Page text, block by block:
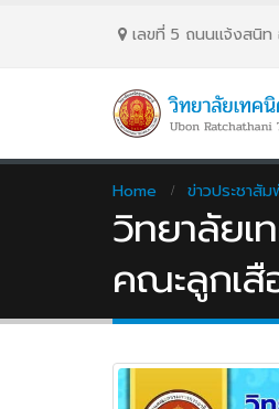
เลขที่ 5 ถนนเเจ้งสนิ
Home ข่าวประชาสั
วิทยาลัย
คณะลูกเสื